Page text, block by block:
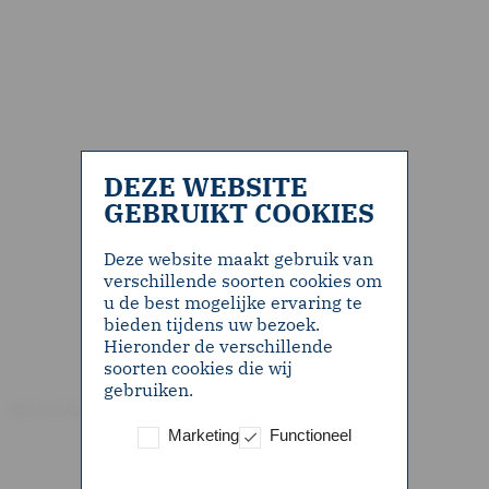
DEZE WEBSITE
GEBRUIKT COOKIES
Deze website maakt gebruik van
verschillende soorten cookies om
u de best mogelijke ervaring te
bieden tijdens uw bezoek.
Hieronder de verschillende
soorten cookies die wij
gebruiken.
Marketing Functioneel